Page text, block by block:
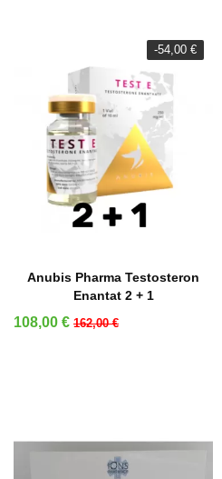
-54,00 €
AÑADIR A LA CESTA
Anubis Pharma Testosteron
Enantat 2 + 1
Precio
108,00 € Precio base
162,00 €